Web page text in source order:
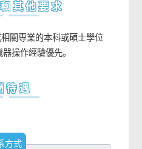
其他要求
關專業的本科或碩士學位
操作經驗優先。
待遇
方式